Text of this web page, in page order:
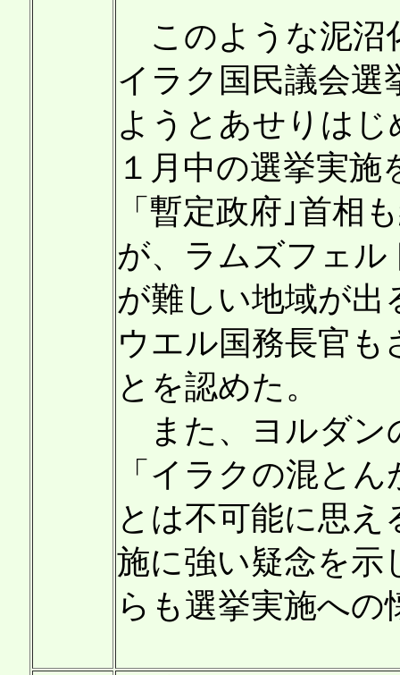
このような泥沼
イラク国民議会選
ようとあせりは
１月中の選挙実
「暫定政府｣首相
が、ラムズフェル
が難しい地域が
ウエル国務長官
とを認めた。
また、ヨルダン
「イラクの混と
とは不可能に思え
施に強い疑念を示
らも選挙実施へ